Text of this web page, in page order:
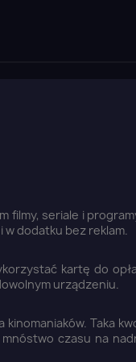
filmy, seriale i
w dodatku bez reklam.
kartę do
urządzeniu.
Taka
czasu na